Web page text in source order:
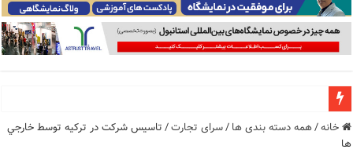
راهنمای فرودگاه‌های استانبول (فاصله و هزینه حمل و نقل
خانه/همه دسته بندی ها /سرای تجارت/تاسيس شركت در تركيه توسط خارجي
ها